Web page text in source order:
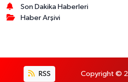
Son Dakika Haberleri
Haber Arşivi
RSS Copyright ©